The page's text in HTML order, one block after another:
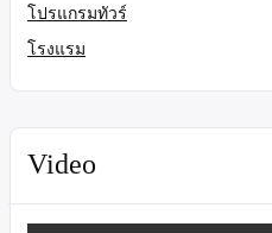
โปรแกรมทัวร์
โรงแรม
Video